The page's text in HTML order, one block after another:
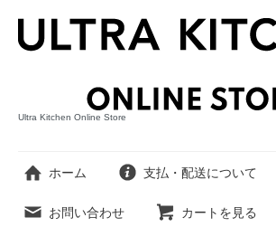
Ultra Kitchen Online Store
ホーム 支払・配送について
お問い合わせ カートを見る